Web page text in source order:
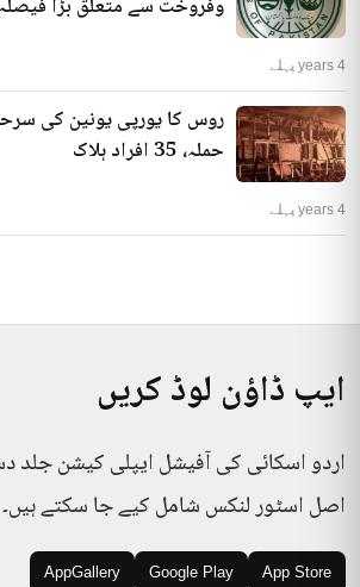
وفروخت سے متعلق بڑا فیصلہ
4 years پہلے
روس کا یورپی یونین کی
حملہ، 35 افراد ہلاک
4 years پہلے
ایپ ڈاؤن لوڈ کریں
اردو اسکائی کی آفیشل ایپلی کیشن جلد
اصل اسٹور لنکس شامل کیے جا سکتے ہیں۔
App Store
Google Play
AppGallery